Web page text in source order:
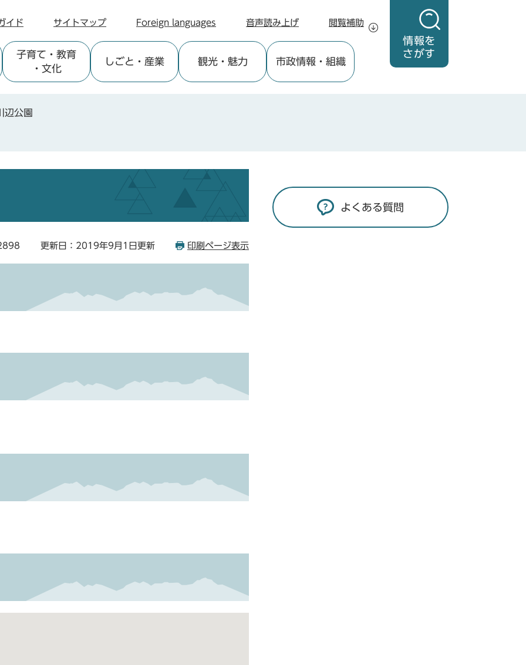
情報を
さがす
イド サイトマップ Foreign languages 音声読み上げ 閲覧補助
子育て ・教育
・文化
しごと ・産業 観光・魅力 市政情報 ・組織
辺公園
更新日：2019年9月1日更新 印刷ページ表示
よくある質問